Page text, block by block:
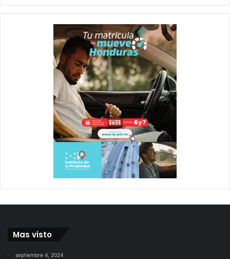
Mas visto
septiembre 4, 2024